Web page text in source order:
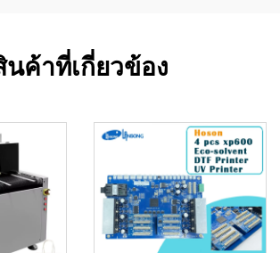
นค้าที่เกี่ยวข้อง